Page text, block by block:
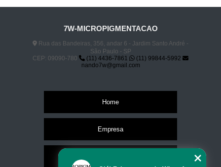
7W-MICROPIGMENTACAO
Rua das Bandeiras, 356, andar 6 - Jardim Santo André -
São Paulo - SP
CEP: 09090-780
(11) 4436-7861
(11) 99844-5992
nando7w@gmail.com
Home
Empresa